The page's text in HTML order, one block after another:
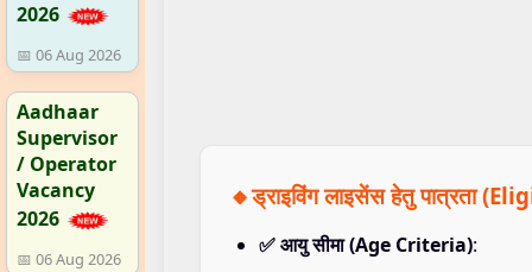
2026
📅 06 Aug 2026
Aadhaar
Supervisor
/ Operator
Vacancy
2026
📅 06 Aug 2026
🔸ड्राइविंग लाइसेंस हेतु पात्रता
✅ आयु सीमा (Age Criteria):